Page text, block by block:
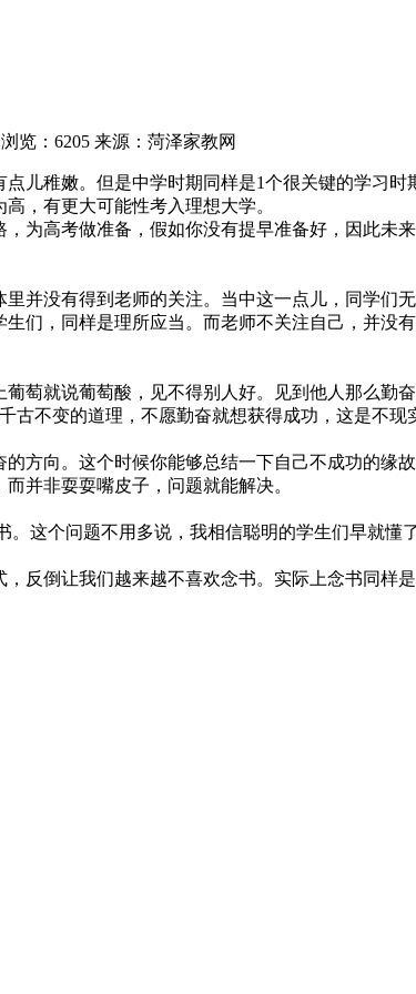
浏览：6205 来源：菏泽家教网
稚嫩。但是中学时期同样是1个很关键的学习时
，有更大可能性考入理想大学。
高考做准备，假如你没有提早准备好，因此未
没有得到老师的关注。当中这一点儿，同学们
们，同样是理所应当。而老师不关注自己，并没
就说葡萄酸，见不得别人好。见到他人那么勤
不变的道理，不愿勤奋就想获得成功，这是不现
向。这个时候你能够总结一下自己不成功的缘故
并非耍耍嘴皮子，问题就能解决。
个问题不用多说，我相信聪明的学生们早就懂
倒让我们越来越不喜欢念书。实际上念书同样